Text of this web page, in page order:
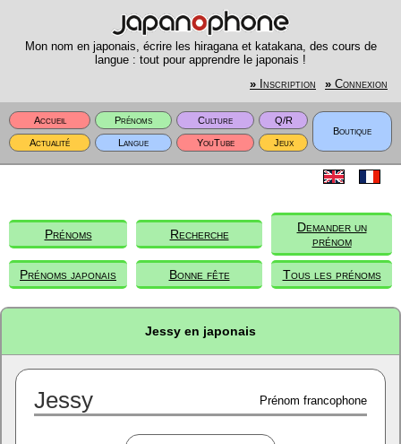
Mon nom en japonais, écrire les hiragana et katakana, des cours de
langue : tout pour apprendre le japonais !
» Inscription » Connexion
Accueil Prénoms Culture
Q/R
Boutique
Actualité
Langue YouTube Jeux
Prénoms Recherche
Demander un
prénom
Prénoms japonais Bonne fête Tous les prénoms
Jessy en japonais
Jessy Prénom francophone